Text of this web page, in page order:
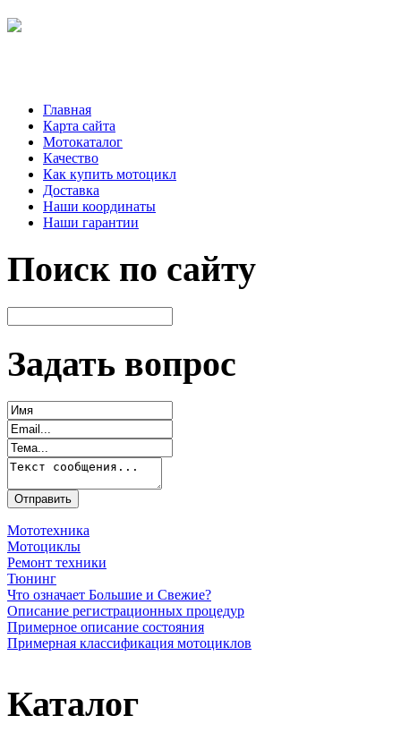
Главная
Карта сайта
Мотокаталог
Качество
Как купить мотоцикл
Доставка
Наши координаты
Наши гарантии
Поиск по сайту
Задать вопрос
Мототехника
Мотоциклы
Ремонт техники
Тюнинг
Что означает Большие и Свежие?
Описание регистрационных процедур
Примерное описание состояния
Примерная классификация мотоциклов
Каталог